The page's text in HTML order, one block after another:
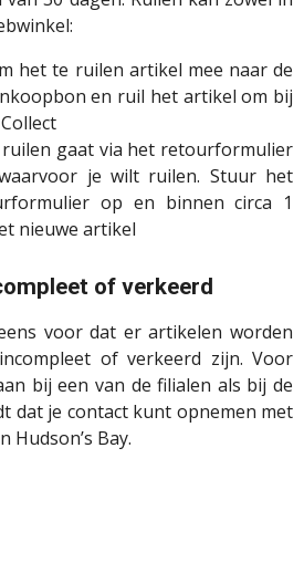
het te ruilen artikel mee naar de
en ruil het artikel om bij
ruilen gaat via het retourformulier
je wilt ruilen. Stuur het
op en binnen circa 1
nieuwe artikel
of verkeerd
voor dat er artikelen worden
of verkeerd zijn. Voor
bij een van de filialen als bij de
dat je contact kunt opnemen met
Hudson’s Bay.